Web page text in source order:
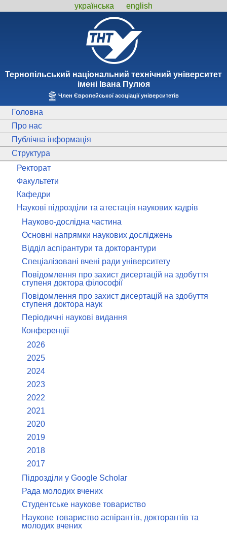
українська english
Тернопiльський національний технiчний унiверситет
iменi Iвана Пулюя
Член Європейської асоціації університетів
Головна
Про нас
Публічна інформація
Структура
Ректорат
Факультети
Кафедри
Наукові підрозділи та атестація наукових кадрів
Науково-дослідна частина
Основні напрямки наукових досліджень
Відділ аспірантури та докторантури
Спеціалізовані вчені ради університету
Повідомлення про захист дисертацій на здобуття
ступеня доктора філософії
Повідомлення про захист дисертацій на здобуття
ступеня доктора наук
Періодичні наукові видання
Конференції
2026
2025
2024
2023
2022
2021
2020
2019
2018
2017
Підрозділи у Google Scholar
Рада молодих вчених
Студентське наукове товариство
Наукове товариство аспірантів, докторантів та
молодих вчених